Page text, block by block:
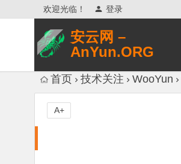
欢迎光临！ 登录
安云网 –
AnYun.ORG
网络安全研究、网络各种猎奇八卦。
首页 技术关注 WooYun
A+